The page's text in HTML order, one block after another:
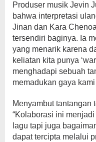
Produser musik Jevin
bahwa interpretasi
Jinan dan Kara
tersendiri baginya. Ia
yang menarik karena
keliatan kita punya
menghadapi sebuah
memadukan gaya
Menyambut tantangan
“Kolaborasi ini
lagu tapi juga
dapat tercipta melalui